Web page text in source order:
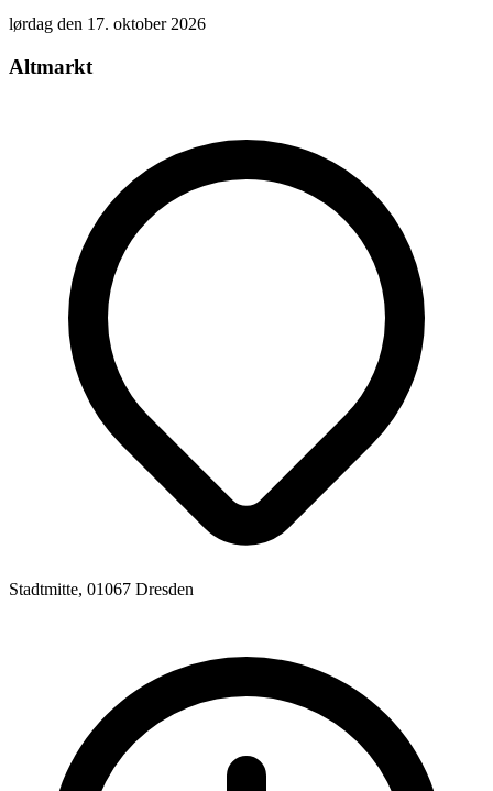
lørdag den 17. oktober 2026
Altmarkt
Stadtmitte, 01067 Dresden